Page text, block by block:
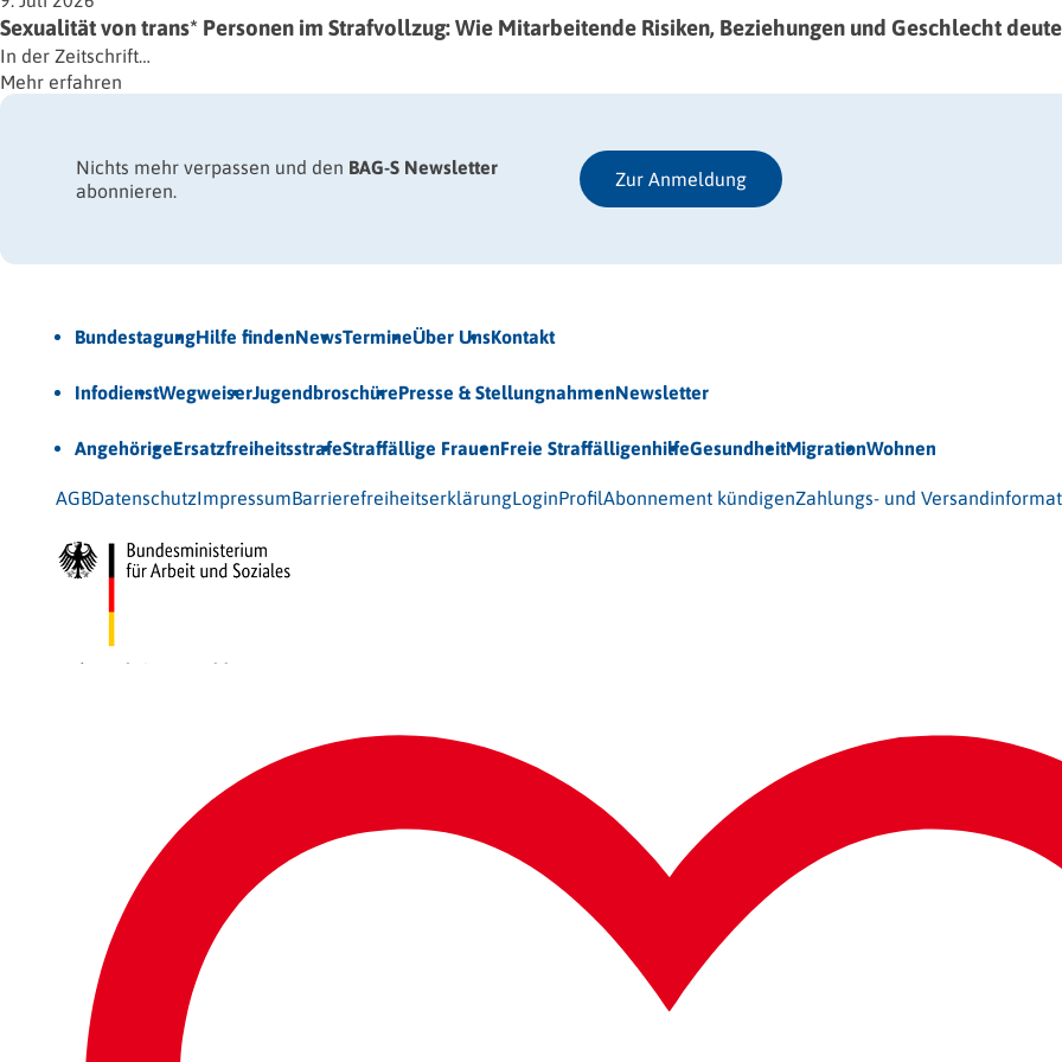
Sexualität von trans* Personen im Strafvollzug: Wie Mitarbeitende Risiken, Beziehungen und Geschlecht
In der Zeitschrift…
Mehr erfahren
Nichts mehr verpassen und den BAG-S Newsletter
abonnieren.
Zur Anmeldung
BundestagungHilfe findenNewsTermineÜber UnsKontakt
InfodienstWegweiserJugendbroschürePresse & StellungnahmenNewsletter
AngehörigeErsatzfreiheitsstrafeStraffällige FrauenFreie StraffälligenhilfeGesundheitMigrationWohnen
AGBDatenschutzImpressumBarrierefreiheitserklärungLoginProfilAbonnement kündigenZahlungs- und